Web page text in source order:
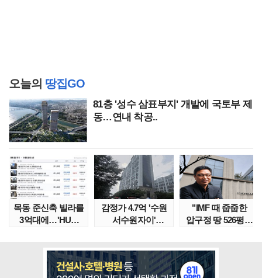
오늘의 땅집GO
81층 '성수 삼표부지' 개발에 국토부 제
동…연내 착공..
목동 준신축 빌라를
3억대에…'HUG
감정가 4.7억 '수원
서수원자이'
"IMF 때 줍줍한
압구정 땅 526평의